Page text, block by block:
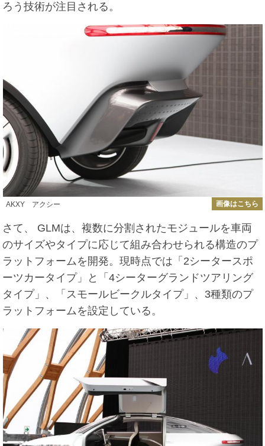
ろう技術が注目される。
AKXY アクシー 画像はこちら
さて、 GLMは、複数に分割されたモジュールを車両
のサイズやタイプに応じて組み合わせられる構造のプ
ラットフォームを開発。現時点では「2シータースポ
ーツカータイプ」と「4シーターグランドツアリング
タイプ」、「スモールビークルタイプ」、3種類のプ
ラットフォームを設定している。